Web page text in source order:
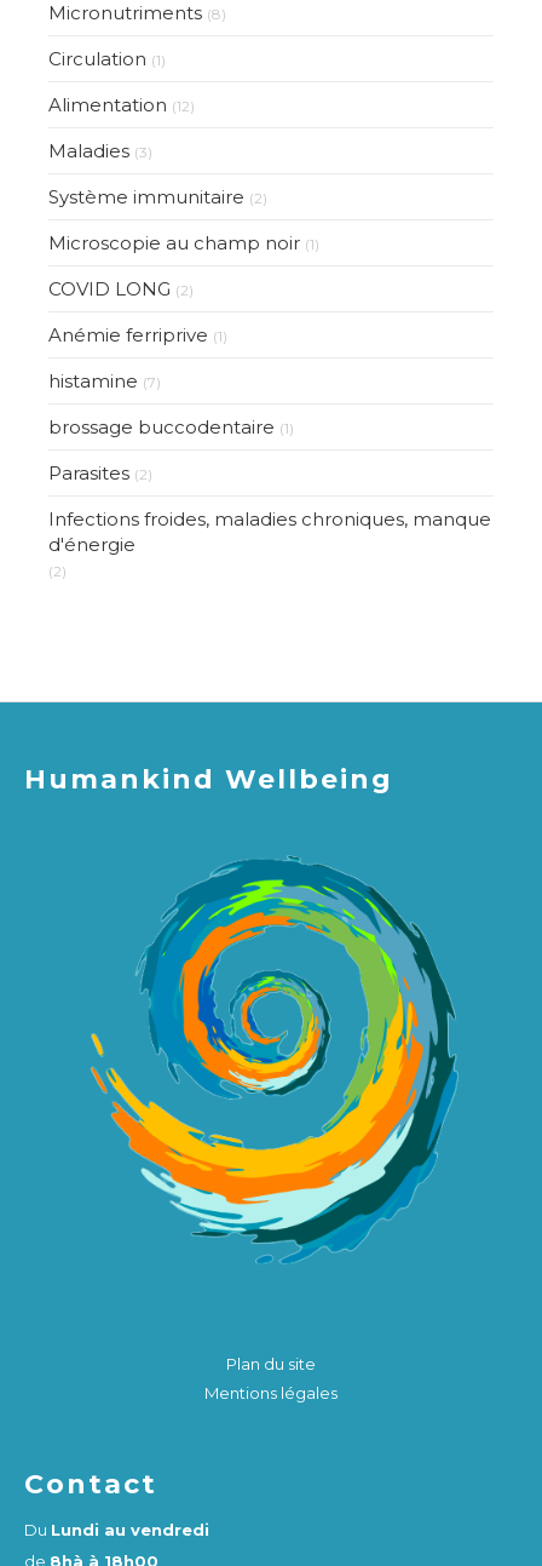
Micronutriments (8)
Circulation (1)
Alimentation (12)
Maladies (3)
Système immunitaire (2)
Microscopie au champ noir (1)
COVID LONG (2)
Anémie ferriprive (1)
histamine (7)
brossage buccodentaire (1)
Parasites (2)
Infections froides, maladies chroniques, manque
d'énergie
(2)
Humankind Wellbeing
Plan du site
Mentions légales
Contact
Du Lundi au vendredi
de 8hà à 18h00